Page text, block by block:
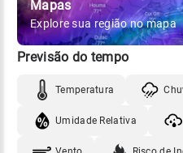
Mapas
Explore sua região no mapa
Previsão do tempo
Temperatura
Umidade Relativa